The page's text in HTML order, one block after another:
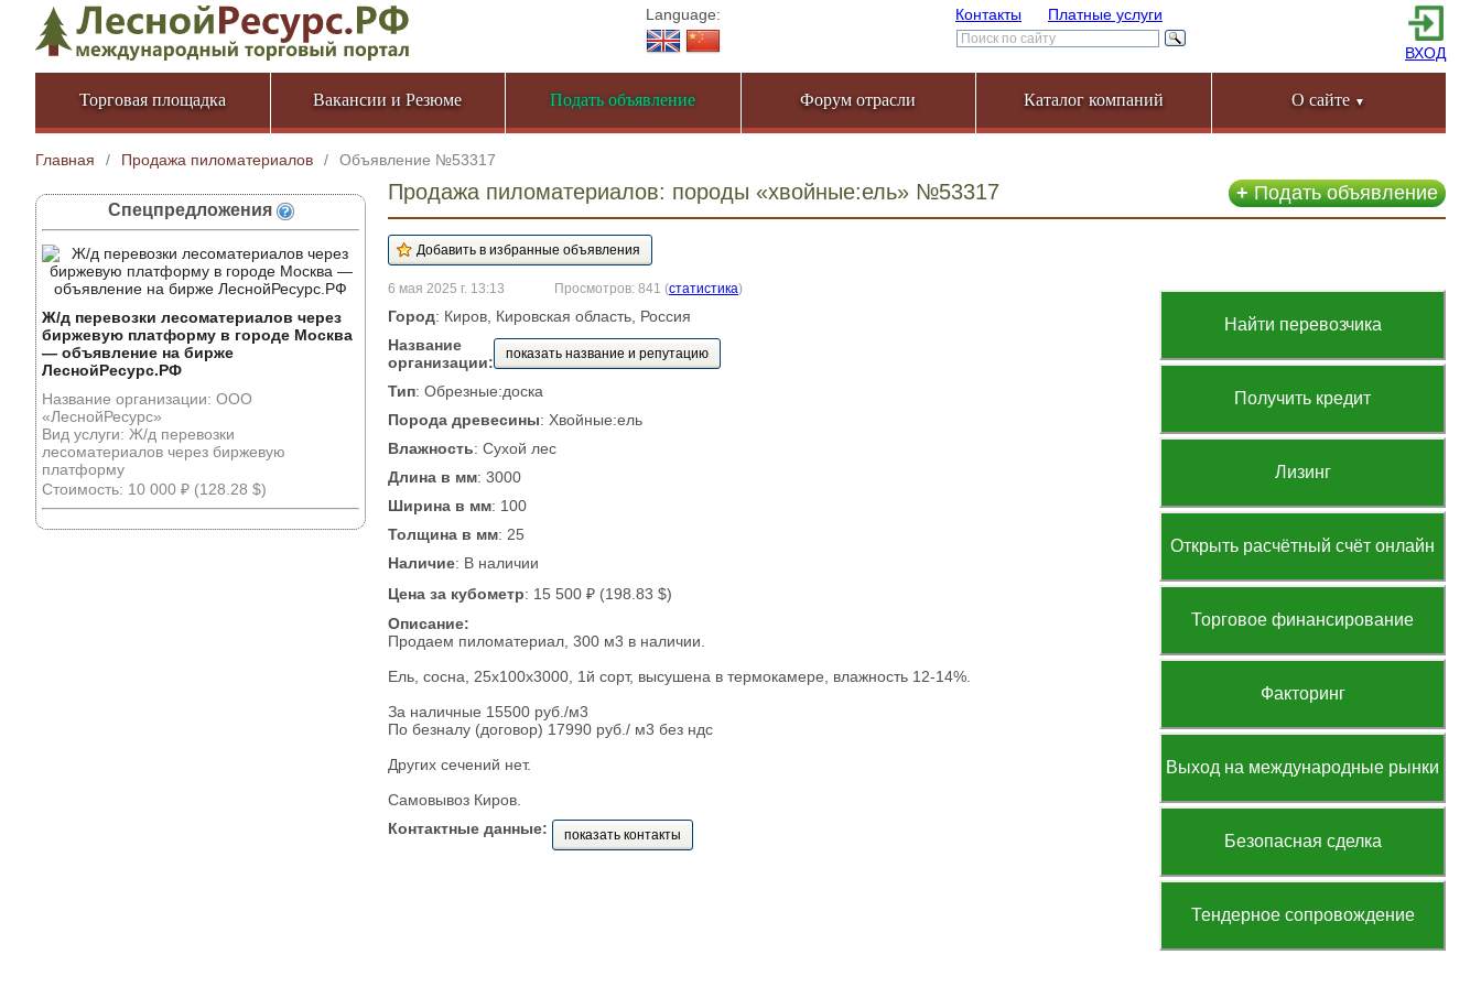
Language: Контакты Платные услуги
ВХОД
Торговая площадка Вакансии и Резюме Подать объявление Форум отрасли Каталог компаний О сайте ▼
Главная / Продажа пиломатериалов / Объявление №53317
Спецпредложения
Ж/д перевозки лесоматериалов через
биржевую платформу в городе Москва
— объявление на бирже
ЛеснойРесурс.РФ
Название организации: ООО
«ЛеснойРесурс»
Вид услуги: Ж/д перевозки
лесоматериалов через биржевую
платформу
Стоимость: 10 000 ₽ (128.28 $)
+Подать объявление
Продажа пиломатериалов: породы «хвойные:ель» №53317
Найти перевозчика
Получить кредит
Лизинг
Открыть расчётный счёт онлайн
Торговое финансирование
Факторинг
Выход на международные рынки
Безопасная сделка
Тендерное сопровождение
6 мая 2025 г. 13:13 Просмотров: 841 (статистика)
Город: Киров, Кировская область, Россия
Название
организации:
показать название и репутацию
Тип: Обрезные:доска
Порода древесины: Хвойные:ель
Влажность: Сухой лес
Длина в мм: 3000
Ширина в мм: 100
Толщина в мм: 25
Наличие: В наличии
Цена за кубометр: 15 500 ₽ (198.83 $)
Описание:
Продаем пиломатериал, 300 м3 в наличии.
Ель, сосна, 25х100х3000, 1й сорт, высушена в термокамере, влажность 12-14%.
За наличные 15500 руб./м3
По безналу (договор) 17990 руб./ м3 без ндс
Других сечений нет.
Самовывоз Киров.
Контактные данные:
показать контакты